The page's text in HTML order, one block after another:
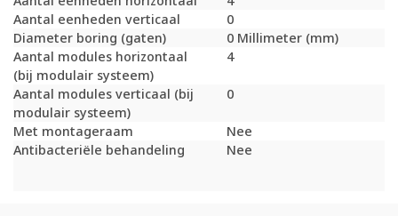
Aantal eenheden verticaal
0
Diameter boring (gaten)
0 Millimeter (mm)
Aantal modules horizontaal
(bij modulair systeem)
4
Aantal modules verticaal (bij
modulair systeem)
0
Met montageraam
Nee
Antibacteriële behandeling
Nee